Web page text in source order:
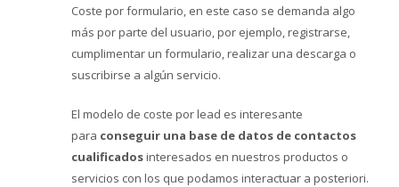
Coste por formulario, en este caso se demanda algo
más por parte del usuario, por ejemplo, registrarse,
cumplimentar un formulario, realizar una descarga o
suscribirse a algún servicio.
El modelo de coste por lead es interesante
para conseguir una base de datos de contactos
cualificadosinteresados en nuestros productos o
servicios con los que podamos interactuar a posteriori.